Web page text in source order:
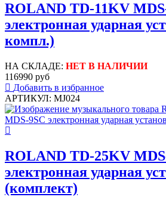
ROLAND TD-11KV
электронная ударная
компл.)
НА СКЛАДЕ: НЕТ В НАЛИЧИИ
116990 руб
Добавить в избранное
АРТИКУЛ: MJ024
ROLAND TD-25KV
электронная ударная
(комплект)